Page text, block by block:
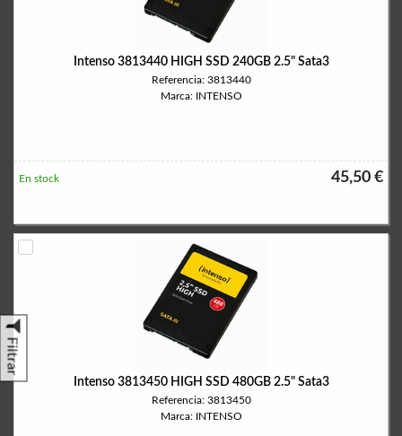
Filtrar
Intenso 3813440 HIGH SSD 240GB 2.5" Sata3
Referencia: 3813440
Marca: INTENSO
45,50 €
En stock
Intenso 3813450 HIGH SSD 480GB 2.5" Sata3
Referencia: 3813450
Marca: INTENSO